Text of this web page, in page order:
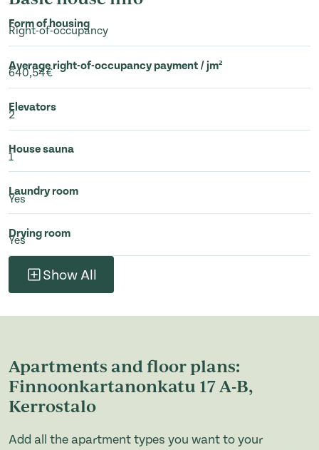
Form of housing
Right-of-occupancy
Average right-of-occupancy payment / jm²
640,54€
Elevators
2
House sauna
1
Laundry room
Yes
Drying room
Yes
Show All
Apartments and floor plans:
Finnoonkartanonkatu 17 A-B,
Kerrostalo
Add all the apartment types you want to your